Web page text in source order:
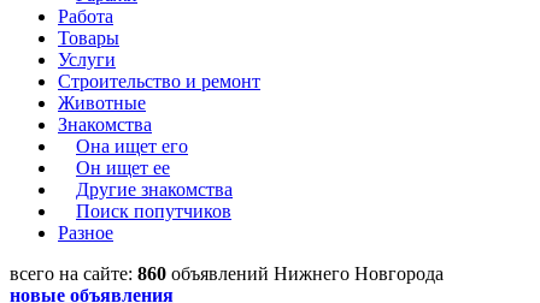
Работа
Товары
Услуги
Строительство и ремонт
Животные
Знакомства
Она ищет его
Он ищет ее
Другие знакомства
Поиск попутчиков
Разное
всего на сайте: 860 объявлений Нижнего Новгорода
новые объявления